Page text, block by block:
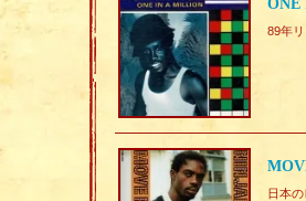
ONE
89年
日本